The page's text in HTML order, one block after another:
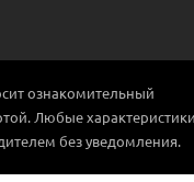
ознакомительный
Любые
без уведомления.